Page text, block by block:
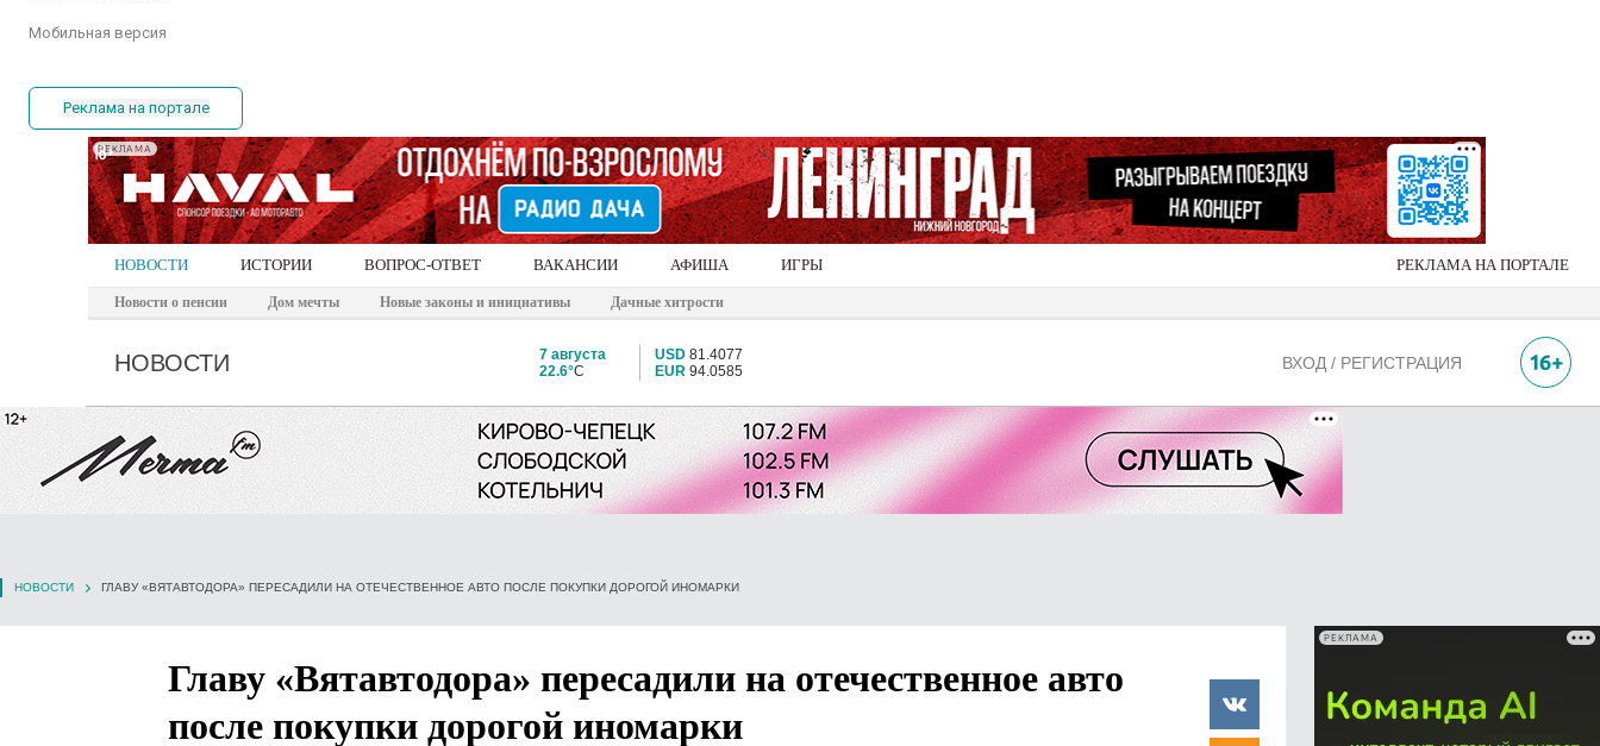
Мобильная версия
Реклама на портале
РЕКЛАМА
НОВОСТИ ИСТОРИИ ВОПРОС-ОТВЕТ ВАКАНСИИ АФИША ИГРЫ РЕКЛАМА НА ПОРТАЛЕ
Новости о пенсии Дом мечты Новые законы и инициативы Дачные хитрости
НОВОСТИ
7 августа
22.6°C
USD 81.4077
EUR 94.0585 ВХОД / РЕГИСТРАЦИЯ
НОВОСТИ ГЛАВУ «ВЯТАВТОДОРА» ПЕРЕСАДИЛИ НА ОТЕЧЕСТВЕННОЕ АВТО ПОСЛЕ ПОКУПКИ ДОРОГОЙ ИНОМАРКИ
Главу «Вятавтодора» пересадили на отечественное авто
после покупки дорогой иномарки
РЕКЛАМА